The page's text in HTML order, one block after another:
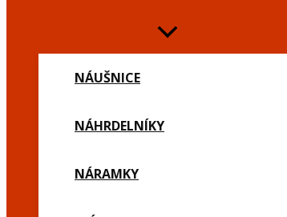
NÁUŠNICE
NÁHRDELNÍKY
NÁRAMKY